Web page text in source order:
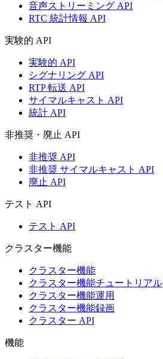
音声ストリーミング API
RTC 統計情報 API
実験的 API
実験的 API
シグナリング API
RTP 転送 API
サイマルキャスト API
統計 API
非推奨・廃止 API
非推奨 API
非推奨 サイマルキャスト API
廃止 API
テスト API
テスト API
クラスター機能
クラスター機能
クラスター機能チュートリアル
クラスター機能運用
クラスター機能録画
クラスター API
機能